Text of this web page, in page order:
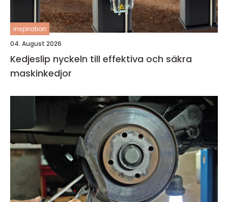
inspiration
04. August 2026
Kedjeslip nyckeln till effektiva och säkra
maskinkedjor